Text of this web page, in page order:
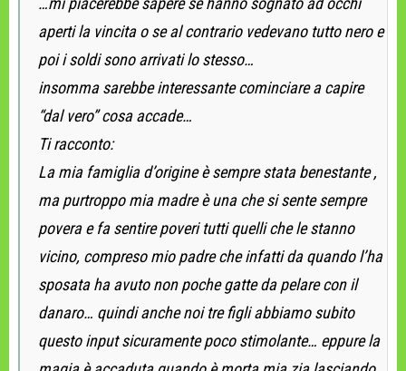
aperti la vincita o se al contrario vedevano tutto nero e
poi i soldi sono arrivati lo stesso…
insomma sarebbe interessante cominciare a capire
“dal vero” cosa accade…
Ti racconto:
La mia famiglia d’origine è sempre stata benestante ,
ma purtroppo mia madre è una che si sente sempre
povera e fa sentire poveri tutti quelli che le stanno
vicino, compreso mio padre che infatti da quando l’ha
sposata ha avuto non poche gatte da pelare con il
danaro… quindi anche noi tre figli abbiamo subito
questo input sicuramente poco stimolante… eppure la